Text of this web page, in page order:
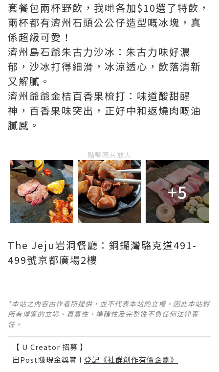
套餐包兩杯野飲，我哋各加$10選了特飲，
兩杯都有濟州石頭公公仔造型嘅冰塊，真
係超級可愛！
濟州島石爺朱古力沙冰：朱古力味好濃
郁，沙冰打得細滑，冰涼透心，飲落清新
又解膩。
濟州爺爺金桔百香果梳打：味道酸甜醒
神，百香果味突出，正好中和返燒肉嘅油
膩感。
點擊圖片放大
+5
The Jeju岩洞餐廳：銅鑼灣駱克道491-
499號京都廣場2樓
*本站之內容由作者所提供，並不代表本站的立場。因此本站對
所有博客的立場、真實性、準確性及完整性不負任何法律責
任。
【 U Creator 招募 】
出Post賺現金獎賞 l 登記《社群創作有價企劃》